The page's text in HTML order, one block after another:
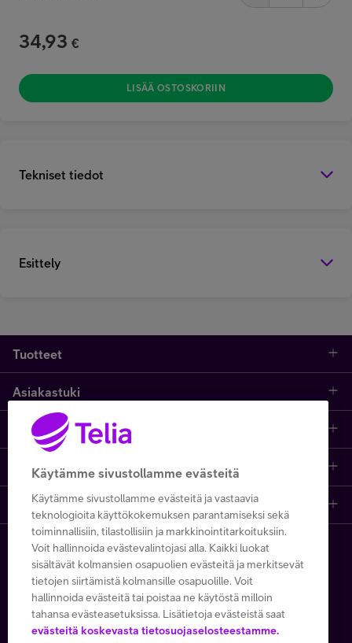
34,93 €
LISÄÄ OSTOSKORIIN
Tekniset tiedot
Esittely
Tuotteet
Kauppa
IT-palvelut
Yrittäjän palvelut
Julkishallinnolle
Wholesale
Business
5G yrityksille
Asiakastuki
Etusivu
Yhteystiedot
Paikalliset yritysmyyjät
Viat ja häiriöt
Laskut ja maksaminen
Asiakkuuden hallinta
Opi ja inspiroidu
Kaikki sisällöt
Artikkelit
Referenssit
Asiakasvinkit
Webinaarit ja koulutukset
Telia
Telia
Telia Cygate
Telia Finland
Telia yrityksenä
Vastuullisuus
Turvaverkko
Copyright Telia Company 2026
Kaikki hinnat ALV 0 %
Tietosuoja ja -turva Käyttöehdot Evästeiden käyttö
Käytämme sivustollamme evästeitä
Käytämme sivustollamme evästeitä ja vastaavia
teknologioita käyttökokemuksen parantamiseksi sekä
toiminnallisiin, tilastollisiin ja markkinointitarkoituksiin.
Voit hallinnoida evästevalintojasi alla. Kaikki luokat
sisältävät kolmansien osapuolien evästeitä ja merkitsevät
tietojen siirtämistä kolmansille osapuolille. Voit
hallinnoida evästeitä tai poistaa ne käytöstä milloin
tahansa evästeasetuksissa. Lisätietoja evästeistä saat
evästeitä koskevasta tietosuojaselosteestamme.